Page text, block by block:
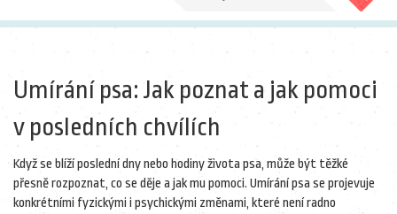
Umírání psa: Jak poznat a jak pomoci
v posledních chvílích
Když se blíží poslední dny nebo hodiny života psa, může být těžké
přesně rozpoznat, co se děje a jak mu pomoci. Umírání psa se projevuje
konkrétními fyzickými i psychickými změnami, které není radno